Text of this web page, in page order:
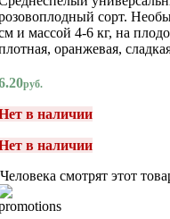
сорт.
и массой 4-6 кг, на
оранжевая,
руб.
в наличии
в наличии
Человека смотрят этот